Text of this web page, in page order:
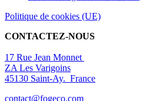
Politique de cookies (UE)
CONTACTEZ-NOUS
17 Rue Jean Monnet
ZA Les Varigoins
45130 Saint-Ay. France
contact@fogeco.com